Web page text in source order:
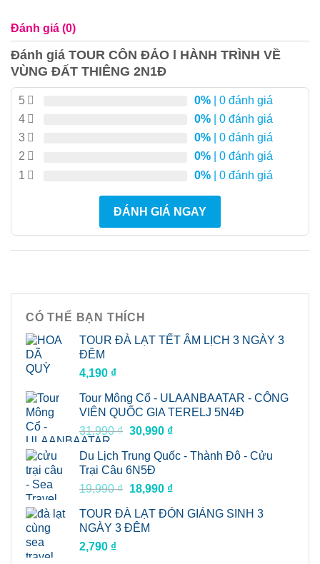
Đánh giá (0)
Đánh giá TOUR CÔN ĐẢO l HÀNH TRÌNH VỀ
VÙNG ĐẤT THIÊNG 2N1Đ
5 0% | 0 đánh giá
4
0% | 0 đánh giá
3
0% | 0 đánh giá
2
0% | 0 đánh giá
1
0% | 0 đánh giá
ĐÁNH GIÁ NGAY
CÓ THỂ BẠN THÍCH
TOUR ĐÀ LẠT TẾT ÂM LỊCH 3 NGÀY 3
ĐÊM
4,190 ₫
Tour Mông Cổ - ULAANBAATAR - CÔNG
VIÊN QUỐC GIA TERELJ 5N4Đ
31,990₫ Giá
là:
31,990 ₫.
30,990 ₫Giá
tại
30,990 ₫.
Du Lịch Trung Quốc - Thành Đô - Cửu
Trại Câu 6N5Đ
19,990₫ Giá
là:
19,990 ₫.
18,990 ₫Giá
tại
TOUR ĐÀ LẠT ĐÓN GIÁNG SINH 3
NGÀY 3 ĐÊM
2,790 ₫